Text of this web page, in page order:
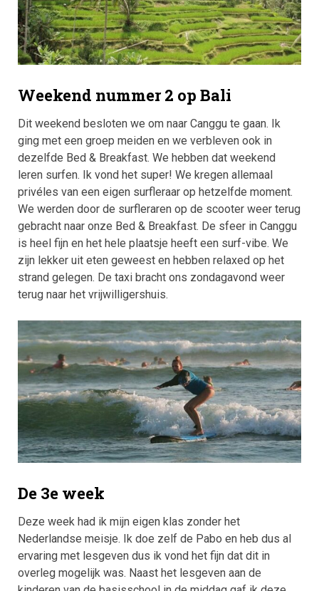
Weekend nummer 2 op Bali
Dit weekend besloten we om naar Canggu te gaan. Ik
ging met een groep meiden en we verbleven ook in
dezelfde Bed & Breakfast. We hebben dat weekend
leren surfen. Ik vond het super! We kregen allemaal
privéles van een eigen surfleraar op hetzelfde moment.
We werden door de surfleraren op de scooter weer terug
gebracht naar onze Bed & Breakfast. De sfeer in Canggu
is heel fijn en het hele plaatsje heeft een surf-vibe. We
zijn lekker uit eten geweest en hebben relaxed op het
strand gelegen. De taxi bracht ons zondagavond weer
terug naar het vrijwilligershuis.
De 3e week
Deze week had ik mijn eigen klas zonder het
Nederlandse meisje. Ik doe zelf de Pabo en heb dus al
ervaring met lesgeven dus ik vond het fijn dat dit in
overleg mogelijk was. Naast het lesgeven aan de